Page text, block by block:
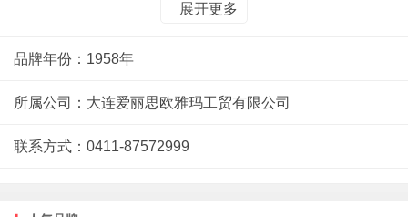
于一体。冲破陈旧的行业定义，把生产和销售集为一体，提
位居同类产品市场的第一位。爱丽思欧雅玛株式会社在日本
展开更多
品牌年份：1958年
所属公司：大连爱丽思欧雅玛工贸有限公司
联系方式：0411-87572999